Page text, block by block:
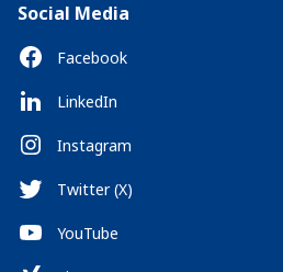
Social Media
Facebook
LinkedIn
Instagram
Twitter (X)
YouTube